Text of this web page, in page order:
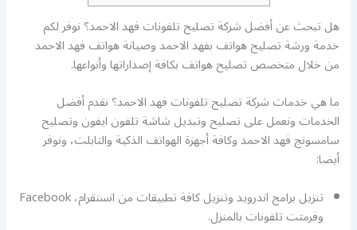
هل تبحث عن أفضل شركة تصليح تلفونات فهد الاحمد؟ نوفر لكم
خدمة ورشة تصليح هواتف بفهد الاحمد وصيانة هواتف فهد الاحمد
من خلال متخصص تصليح هواتف بكافة إصداراتها وأنواعها.
ما هي خدمات شركة تصليح تلفونات فهد الاحمد؟ نقدم أفضل
الخدمات ونعمل على تصليح وتبديل شاشة تلفون ايفون وتصليح
سامسونج فهد الاحمد وكافة أجهزة الهواتف الذكية والتابلت، ونوفر
أيضا:
تنزيل برامج اندرويد وتنزيل كافة تطبيقات من انستقرام، Facebook
وفرمتت تلفونات بالمنزل.